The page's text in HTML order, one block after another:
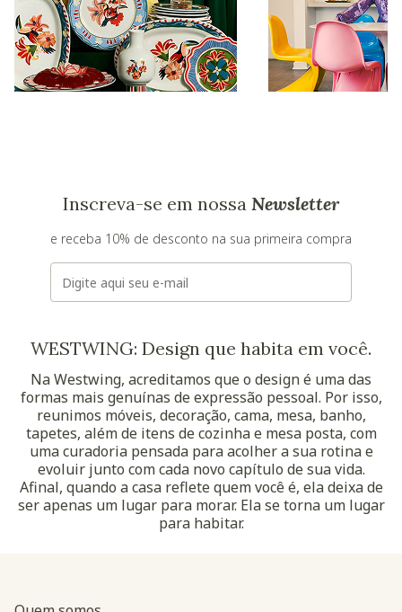
Inscreva-se em nossa Newsletter
e receba 10% de desconto na sua primeira compra
E-mail
WESTWING: Design que habita em você.
Na Westwing, acreditamos que o design é uma das
formas mais genuínas de expressão pessoal. Por isso,
reunimos móveis, decoração, cama, mesa, banho,
tapetes, além de itens de cozinha e mesa posta, com
uma curadoria pensada para acolher a sua rotina e
evoluir junto com cada novo capítulo de sua vida.
Afinal, quando a casa reflete quem você é, ela deixa de
ser apenas um lugar para morar. Ela se torna um lugar
para habitar.